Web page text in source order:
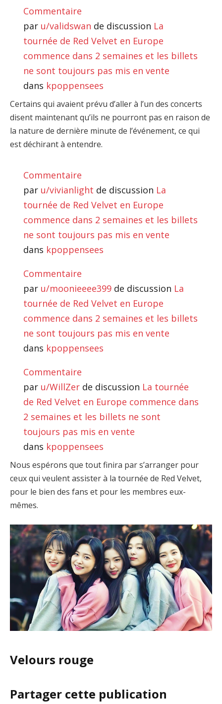
Commentaire
par u/validswan de discussion La
tournée de Red Velvet en Europe
commence dans 2 semaines et les billets
ne sont toujours pas mis en vente
dans kpoppensees
Certains qui avaient prévu d’aller à l’un des concerts
disent maintenant qu’ils ne pourront pas en raison de
la nature de dernière minute de l’événement, ce qui
est déchirant à entendre.
Commentaire
par u/vivianlight de discussion La
tournée de Red Velvet en Europe
commence dans 2 semaines et les billets
ne sont toujours pas mis en vente
dans kpoppensees
Commentaire
par u/moonieeee399de discussion La
tournée de Red Velvet en Europe
commence dans 2 semaines et les billets
ne sont toujours pas mis en vente
dans kpoppensees
Commentaire
par u/WillZerde discussion La tournée
de Red Velvet en Europe commence dans
2 semaines et les billets ne sont
toujours pas mis en vente
dans kpoppensees
Nous espérons que tout finira par s’arranger pour
ceux qui veulent assister à la tournée de Red Velvet,
pour le bien des fans et pour les membres eux-
mêmes.
Velours rouge
Partager cette publication